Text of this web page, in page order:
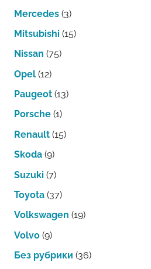
Mercedes (3)
Mitsubishi (15)
Nissan (75)
Opel (12)
Paugeot (13)
Porsche (1)
Renault (15)
Skoda (9)
Suzuki (7)
Toyota (37)
Volkswagen (19)
Volvo (9)
Без рубрики (36)